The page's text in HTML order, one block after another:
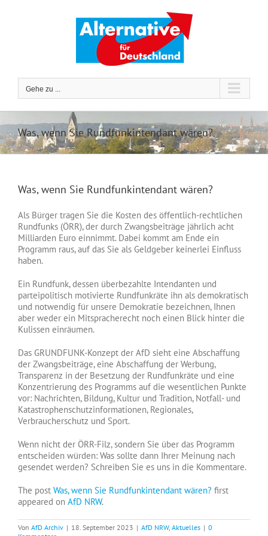
Gehe zu ...
Was, wenn Sie Rundfunkintendant wären?
Was, wenn Sie Rundfunkintendant wären?
Als Bürger tragen Sie die Kosten des öffentlich-rechtlichen
Rundfunks (ÖRR), der durch Zwangsbeiträge jährlich acht
Milliarden Euro einnimmt. Dabei kommt am Ende ein
Programm raus, auf das Sie als Geldgeber keinerlei Einfluss
haben.
Ein Rundfunk, dessen überbezahlte Intendanten und
parteipolitisch motivierte Rundfunkräte ihn als demokratisch
und notwendig für unsere Demokratie bezeichnen, Ihnen
aber weder ein Mitspracherecht noch einen Blick hinter die
Kulissen einräumen.
Das GRUNDFUNK-Konzept der AfD sieht eine Abschaffung
der Zwangsbeiträge, eine Abschaffung der Werbung,
Transparenz in der Besetzung der Rundfunkräte und eine
Konzentrierung des Programms auf die wesentlichen Punkte
vor: Nachrichten, Bildung, Kultur und Tradition, Notfall- und
Katastrophenschutzinformationen, Regionales,
Verbraucherschutz und Sport.
Wenn nicht der ÖRR-Filz, sondern Sie über das Programm
entscheiden würden: Was sollte dann Ihrer Meinung nach
gesendet werden? Schreiben Sie es uns in die Kommentare.
The post Was, wenn Sie Rundfunkintendant wären? first
appeared on AfD NRW.
Von AfD Archiv | 18. September 2023 | AfD NRW, Aktuelles | 0